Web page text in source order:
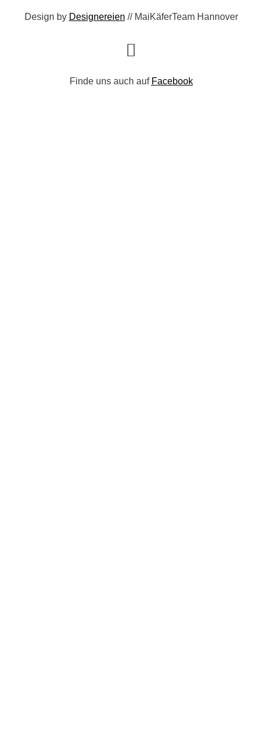
Design by Designereien // MaiKäferTeam Hannover
Finde uns auch auf Facebook